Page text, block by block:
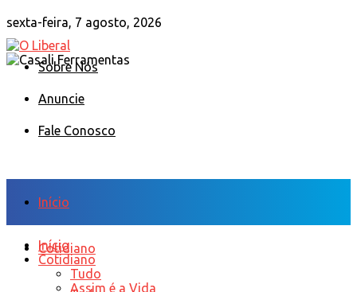
sexta-feira, 7 agosto, 2026
Sobre Nós
Anuncie
Fale Conosco
Início
Cotidiano
Início
Cotidiano
Tudo
Assim é a Vida